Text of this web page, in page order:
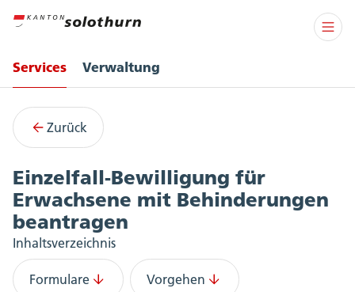
Services Verwaltung
Zurück
Einzelfall-Bewilligung für
Erwachsene mit Behinderungen
beantragen
Inhaltsverzeichnis
Formulare Vorgehen